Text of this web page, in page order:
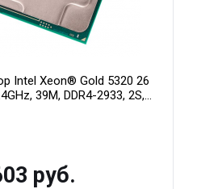
Intel Xeon® Gold 5320 26
39M, DDR4-2933, 2S,
руб.